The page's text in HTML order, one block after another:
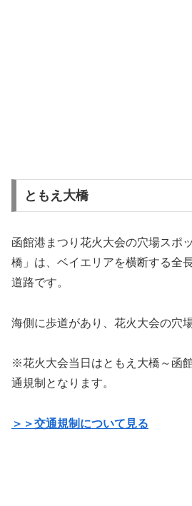
ともえ大橋
函館港まつり花火大会の穴場スポ
橋」は、ベイエリアを横断する全
道路です。
海側に歩道があり、花火大会の穴
※花火大会当日はともえ大橋～函
通規制となります。
＞＞交通規制について見る